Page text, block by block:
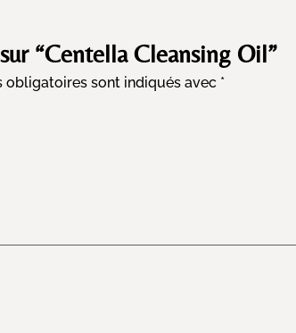
“Centella Cleansing Oil”
obligatoires sont indiqués avec *